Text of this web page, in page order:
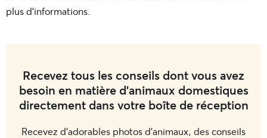
plus d’informations.
Recevez tous les conseils dont vous avez
besoin en matière d'animaux domestiques
directement dans votre boîte de réception
Recevez d'adorables photos d'animaux, des conseils